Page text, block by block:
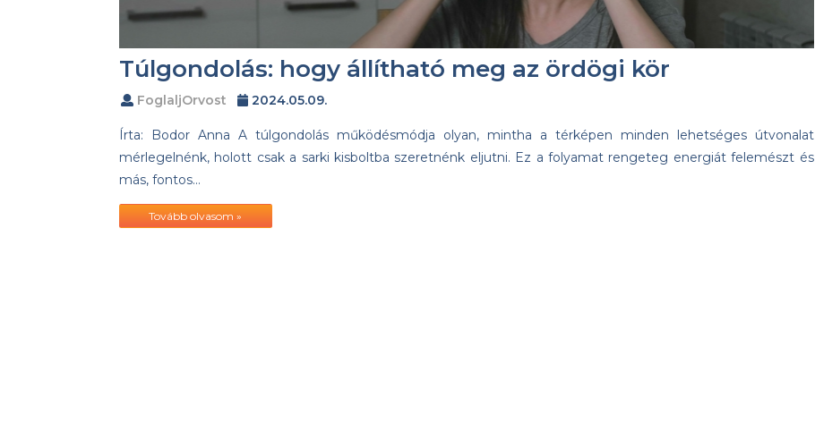
Túlgondolás: hogy állítható meg az ördögi kör
FoglaljOrvost 2024.05.09.
Írta: Bodor Anna A túlgondolás működésmódja olyan, mintha a térképen minden lehetséges útvonalat
mérlegelnénk, holott csak a sarki kisboltba szeretnénk eljutni. Ez a folyamat rengeteg energiát felemészt és
más, fontos…
Tovább olvasom »